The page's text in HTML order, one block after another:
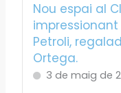
Nou espai al
Petroli,
Ortega.
3 de maig de